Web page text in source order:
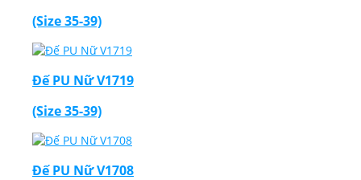
(Size 35-39)
Đế PU Nữ V1719
(Size 35-39)
Đế PU Nữ V1708